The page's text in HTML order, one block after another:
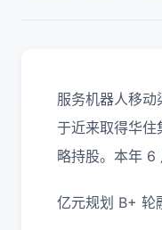
服务机器人移
于近来取得华
略持股。本年 6
亿元规划 B+ 轮